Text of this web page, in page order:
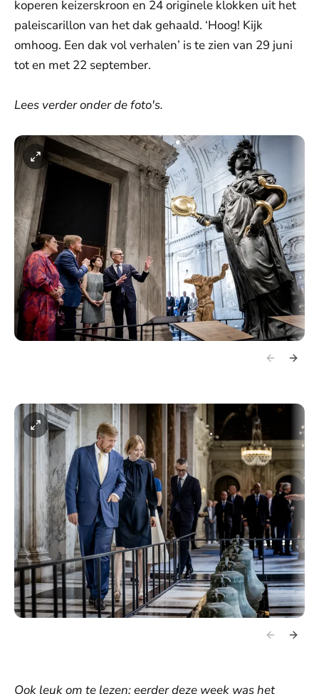
koperen keizerskroon en 24 originele klokken uit het
paleiscarillon van het dak gehaald. ‘Hoog! Kijk
omhoog. Een dak vol verhalen’ is te zien van 29 juni
tot en met 22 september.
Lees verder onder de foto's.
Ook leuk om te lezen: eerder deze week was het